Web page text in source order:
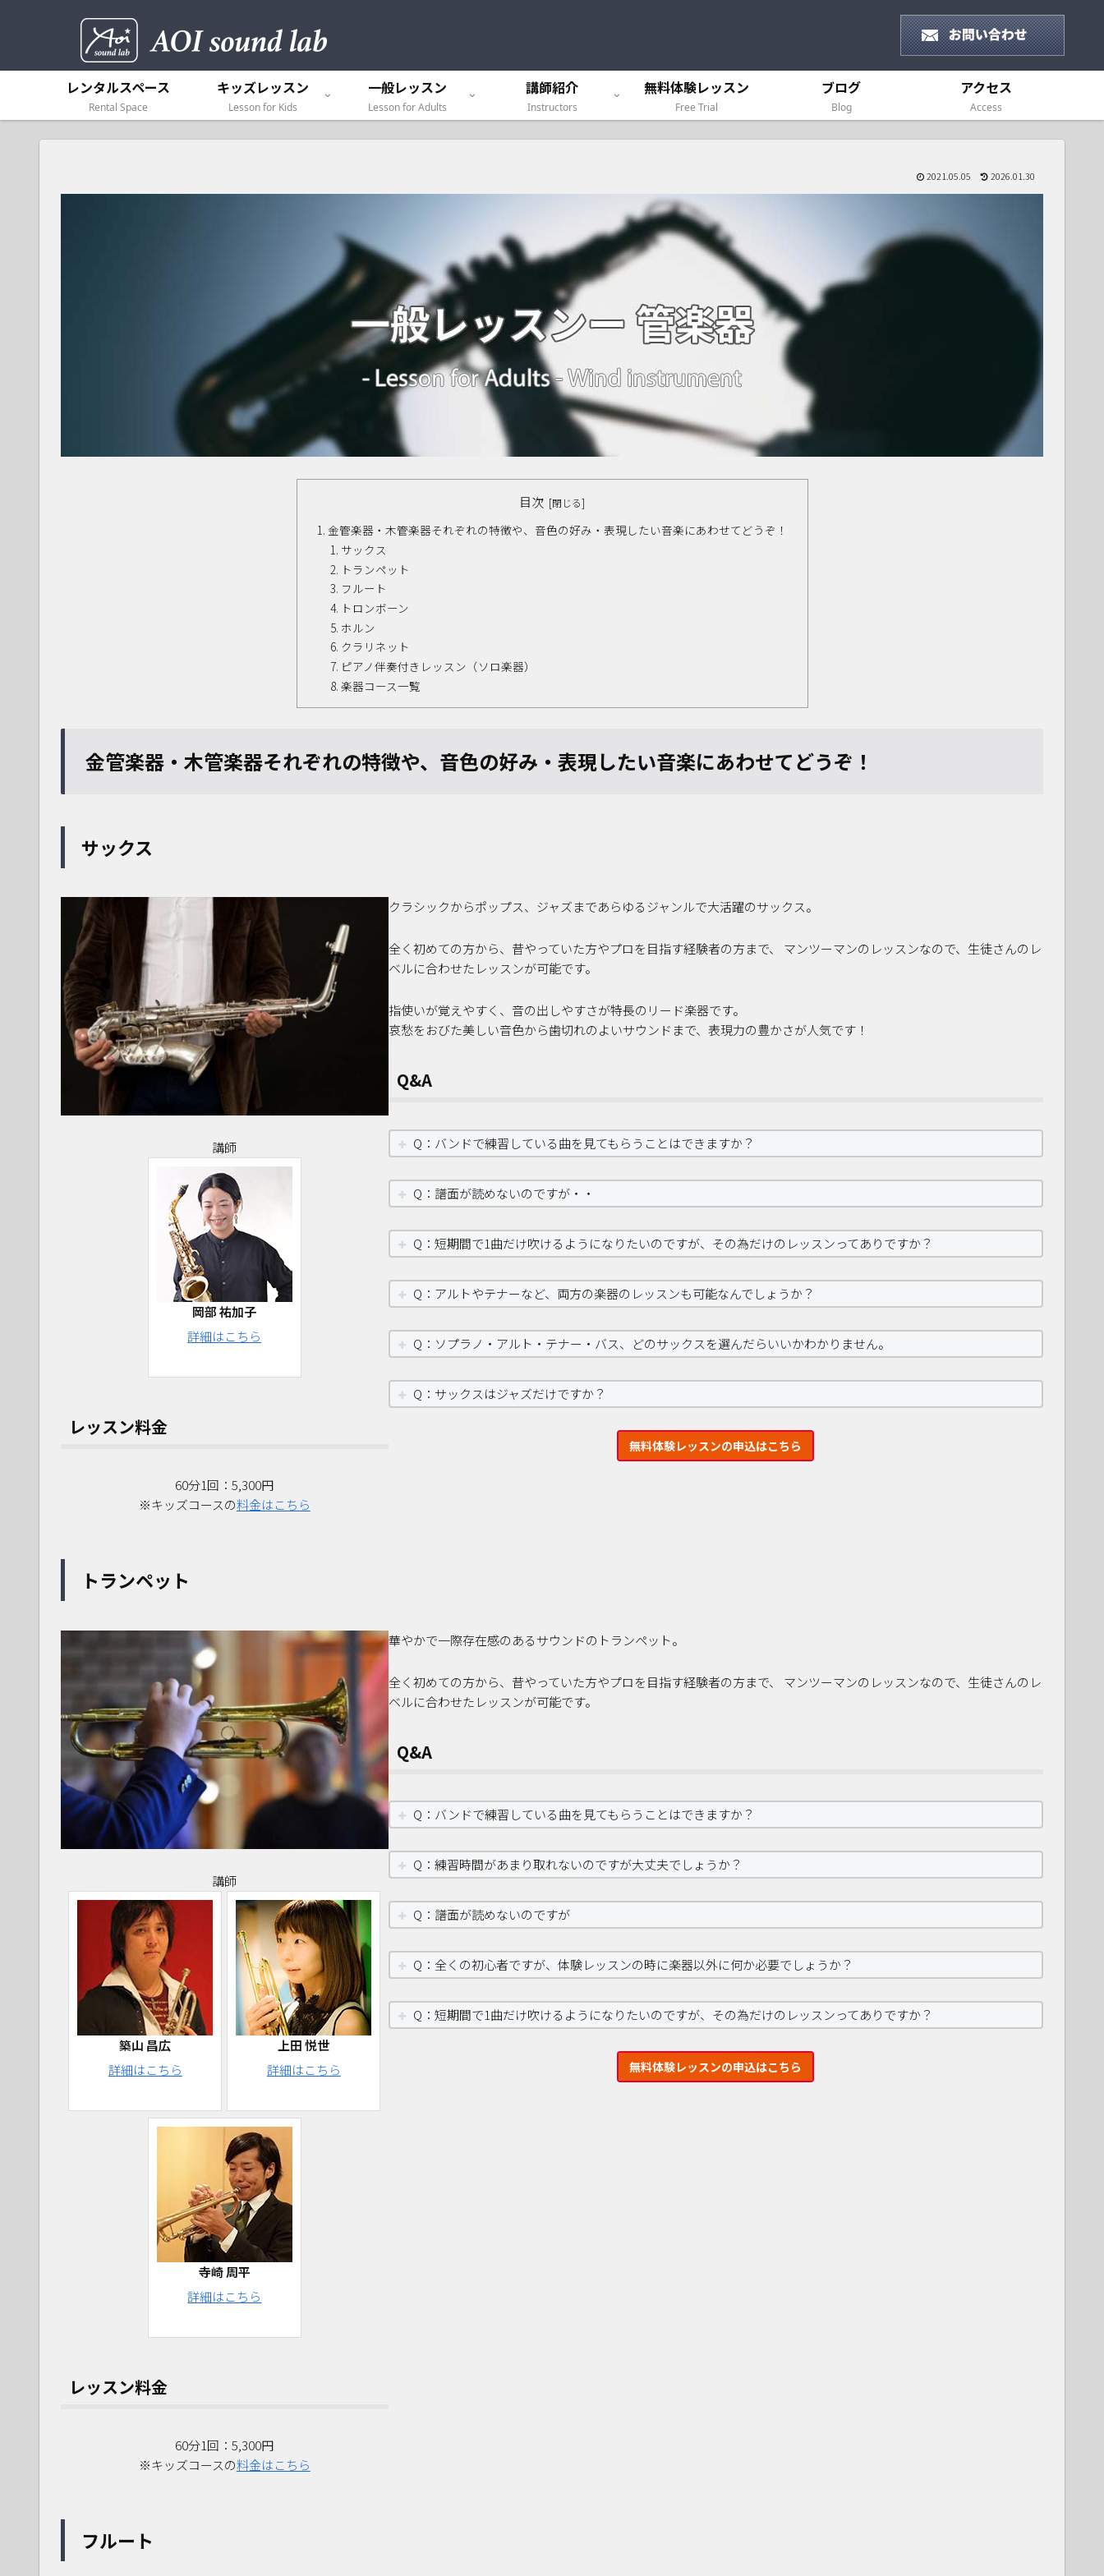
レンタルスペース
Rental Space
キッズレッスン
Lesson for Kids
一般レッスン
Lesson for Adults
講師紹介
Instructors
無料体験レッスン
Free Trial
ブログ
Blog
アクセス
Access
2021.05.05 2026.01.30
目次
金管楽器・木管楽器それぞれの特徴や、音色の好み・表現したい音楽にあわせてどうぞ！
サックス
トランペット
フルート
トロンボーン
ホルン
クラリネット
ピアノ伴奏付きレッスン（ソロ楽器）
楽器コース一覧
金管楽器・木管楽器それぞれの特徴や、音色の好み・表現したい音楽にあわせてどうぞ！
サックス
講師
岡部 祐加子
詳細はこちら
レッスン料金
60分1回：5,300円
※キッズコースの料金はこちら
クラシックからポップス、ジャズまであらゆるジャンルで大活躍のサックス。
全く初めての方から、昔やっていた方やプロを目指す経験者の方まで、 マンツーマンのレッスンなので、生徒さんのレ
ベルに合わせたレッスンが可能です。
指使いが覚えやすく、音の出しやすさが特長のリード楽器です。
哀愁をおびた美しい音色から歯切れのよいサウンドまで、表現力の豊かさが人気です！
Q&A
Q：バンドで練習している曲を見てもらうことはできますか？
Q：譜面が読めないのですが・・
Q：短期間で1曲だけ吹けるようになりたいのですが、その為だけのレッスンってありですか？
Q：アルトやテナーなど、両方の楽器のレッスンも可能なんでしょうか？
Q：ソプラノ・アルト・テナー・バス、どのサックスを選んだらいいかわかりません。
Q：サックスはジャズだけですか？
無料体験レッスンの申込はこちら
トランペット
講師
築山 昌広
詳細はこちら
上田 悦世
詳細はこちら
寺崎 周平
詳細はこちら
レッスン料金
60分1回：5,300円
※キッズコースの料金はこちら
華やかで一際存在感のあるサウンドのトランペット。
全く初めての方から、昔やっていた方やプロを目指す経験者の方まで、 マンツーマンのレッスンなので、生徒さんのレ
ベルに合わせたレッスンが可能です。
Q&A
Q：バンドで練習している曲を見てもらうことはできますか？
Q：練習時間があまり取れないのですが大丈夫でしょうか？
Q：譜面が読めないのですが
Q：全くの初心者ですが、体験レッスンの時に楽器以外に何か必要でしょうか？
Q：短期間で1曲だけ吹けるようになりたいのですが、その為だけのレッスンってありですか？
無料体験レッスンの申込はこちら
フルート